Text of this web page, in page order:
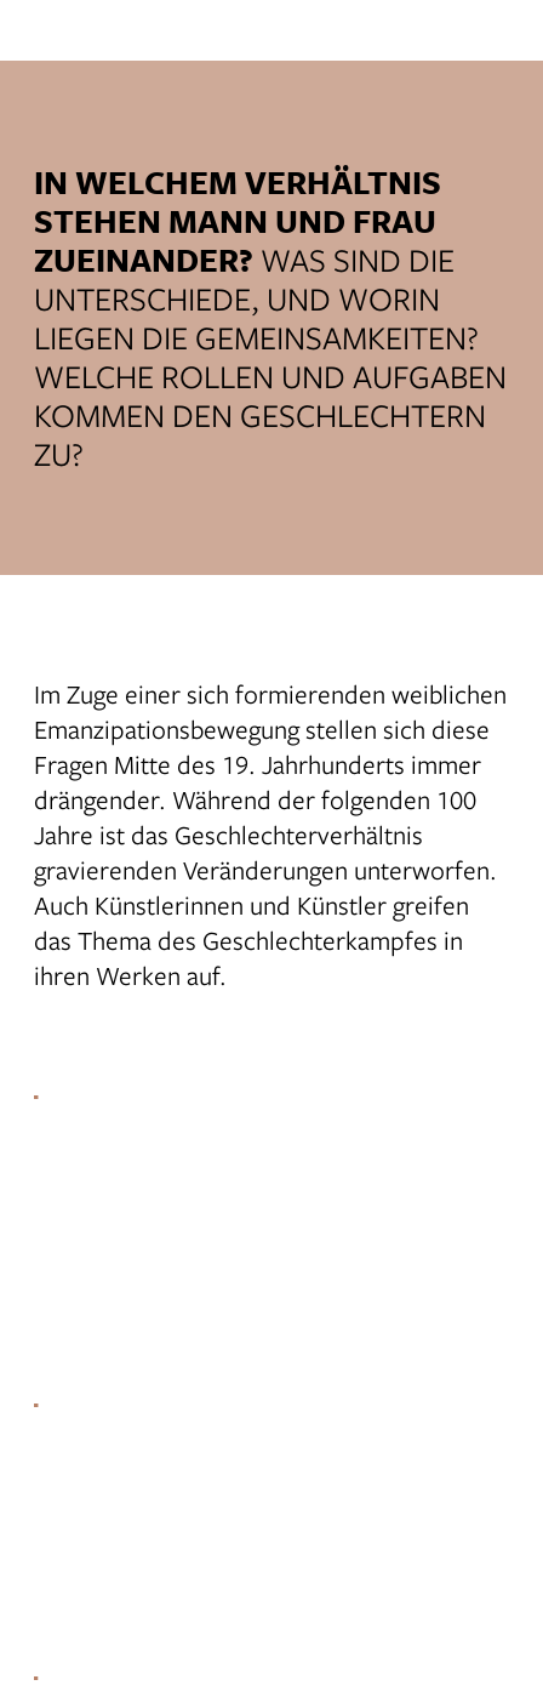
IN WELCHEM VERHÄLTNIS
STEHEN MANN UND FRAU
ZUEINANDER? WAS SIND DIE
UNTERSCHIEDE, UND WORIN
LIEGEN DIE GEMEINSAMKEITEN?
WELCHE ROLLEN UND AUFGABEN
KOMMEN DEN GESCHLECHTERN
ZU?
Im Zuge einer sich formierenden weiblichen
Emanzipationsbewegung stellen sich diese
Fragen Mitte des 19. Jahrhunderts immer
drängender. Während der folgenden 100
Jahre ist das Geschlechterverhältnis
gravierenden Veränderungen unterworfen.
Auch Künstlerinnen und Künstler greifen
das Thema des Geschlechterkampfes in
ihren Werken auf.